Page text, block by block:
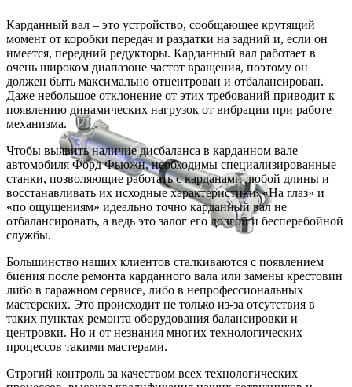
Карданный вал – это устройство, сообщающее крутящий
момент от коробки передач и раздатки на задний и, если он
имеется, передний редукторы. Карданный вал работает в
очень широком диапазоне частот вращения, поэтому он
должен быть максимально отцентрован и отбалансирован.
Даже небольшое отклонение от этих требований приводит к
появлению динамических нагрузок от вибрации при работе
механизма.
Чтобы выявить наличие дисбаланса в карданном вале
автомобиля Форд Фьюжн, необходимы специализированные
станки, позволяющие работать с карданами любой длины и
восстанавливать их исходные характеристики. «На глаз» и
«по ощущениям» идеально точно карданный вал не
отбалансировать, а ведь это залог его долгой и бесперебойной
службы.
Большинство наших клиентов сталкиваются с появлением
биения после ремонта карданного вала или замены крестовин
либо в гаражном сервисе, либо в непрофессиональных
мастерских. Это происходит не только из-за отсутствия в
таких пунктах ремонта оборудования балансировки и
центровки. Но и от незнания многих технологических
процессов такими мастерами.
Строгий контроль за качеством всех технологических